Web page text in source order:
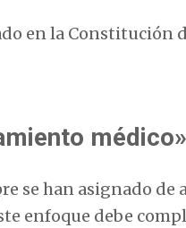
en la Constitución
médico»
se han asignado de
enfoque debe